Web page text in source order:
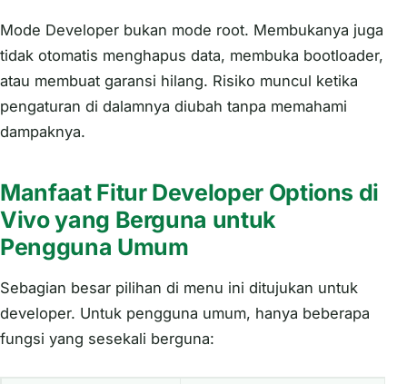
Mode Developer bukan mode root. Membukanya juga
tidak otomatis menghapus data, membuka bootloader,
atau membuat garansi hilang. Risiko muncul ketika
pengaturan di dalamnya diubah tanpa memahami
dampaknya.
Manfaat Fitur Developer Options di
Vivo yang Berguna untuk
Pengguna Umum
Sebagian besar pilihan di menu ini ditujukan untuk
developer. Untuk pengguna umum, hanya beberapa
fungsi yang sesekali berguna: